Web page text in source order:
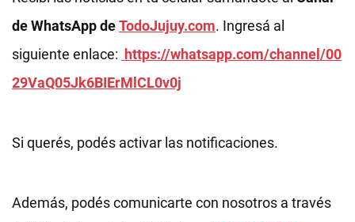
de WhatsApp deTodoJujuy.com. Ingresá al
siguiente enlace: https://whatsapp.com/channel/00
29VaQ05Jk6BIErMlCL0v0j
Si querés, podés activar las notificaciones.
Además, podés comunicarte con nosotros a través